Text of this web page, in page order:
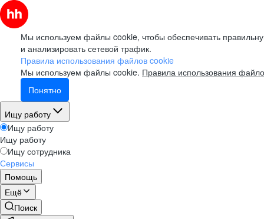
Мы используем файлы cookie, чтобы обеспечивать
и анализировать сетевой трафик.
Правила использования файлов cookie
Мы используем файлы cookie. Правила использования
Понятно
Ищу работу
Ищу работу
Ищу работу
Ищу сотрудника
Сервисы
Помощь
Ещё
Поиск